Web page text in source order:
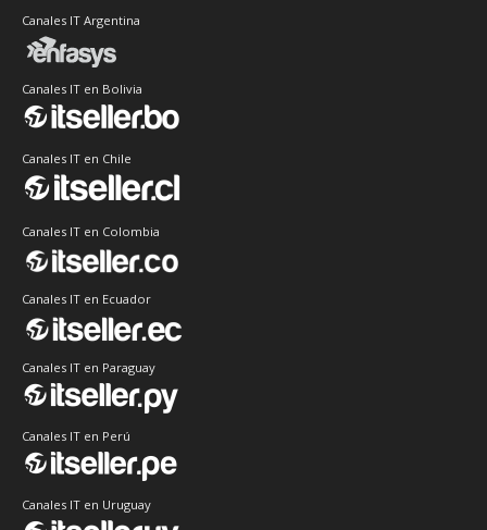
Canales IT Argentina
Canales IT en Bolivia
Canales IT en Chile
Canales IT en Colombia
Canales IT en Ecuador
Canales IT en Paraguay
Canales IT en Perú
Canales IT en Uruguay